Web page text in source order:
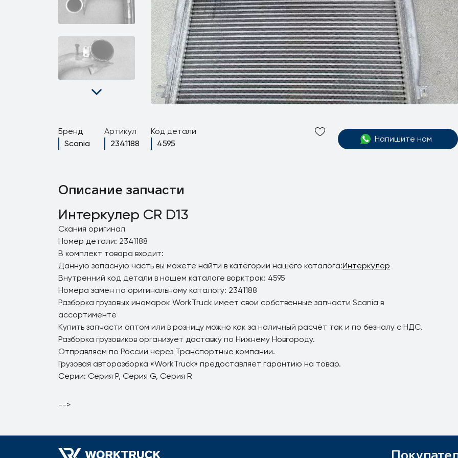
Бренд
Scania
Артикул
2341188
Код детали
4595
Напишите нам
Описание запчасти
Интеркулер CR D13
Скания оригинал
Номер детали: 2341188
В комплект товара входит:
Данную запасную часть вы можете найти в категории нашего каталога:Интеркулер
Внутренний код детали в нашем каталоге ворктрак: 4595
Номера замен по оригинальному каталогу: 2341188
Разборка грузовых иномарок WorkTruck имеет свои собственные запчасти Scania в
ассортименте
Купить запчасти оптом или в розницу можно как за наличный расчёт так и по безналу с НДС.
Разборка грузовиков организует доставку по Нижнему Новгороду.
Отправляем по России через Транспортные компании.
Грузовая авторазборка «WorkTruck» предоставляет гарантию на товар.
Серии: Серия P, Серия G, Серия R
-->